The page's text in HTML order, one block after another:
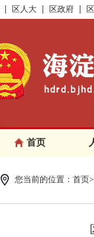
区人大 区政府
首页
您当前的位置：首页